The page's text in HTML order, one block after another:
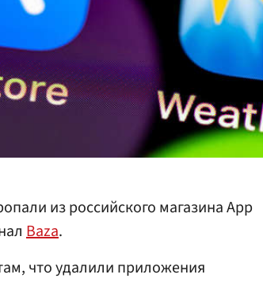
из российского магазина App
Baza.
что удалили приложения